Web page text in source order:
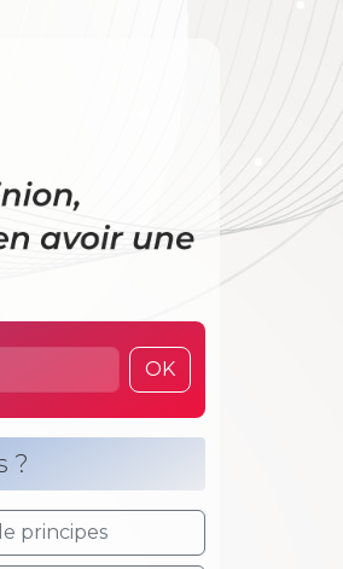
OK
?
principes